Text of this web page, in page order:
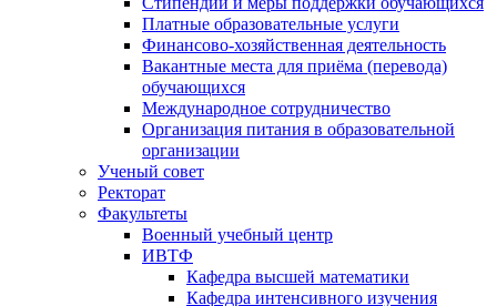
Платные образовательные услуги
Финансово-хозяйственная деятельность
Вакантные места для приёма (перевода)
обучающихся
Международное сотрудничество
Организация питания в образовательной
организации
Ученый совет
Ректорат
Факультеты
Военный учебный центр
ИВТФ
Кафедра высшей математики
Кафедра интенсивного изучения